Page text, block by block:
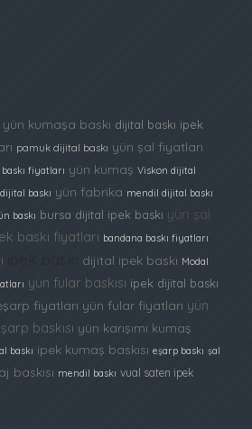
yün kumaşa baskı dijital baskı ipek
pamuk dijital baskı yün şal fiyatları
fiyatları yün kumaş Viskon dijital
baskı yün fabrika mendil dijital baskı
baskı bursa dijital ipek baskı yün şal
baskı fiyatları bandana baskı fiyatları
dijital ipek baskı Modal
yün fular baskısı ipek dijital baskı
fiyatları yün fular fiyatları yün
baskısı yün karışımı kumaş
baskı ipek kumaş baskısı eşarp baskı şal
baskısı mendil baskı vual saten ipek